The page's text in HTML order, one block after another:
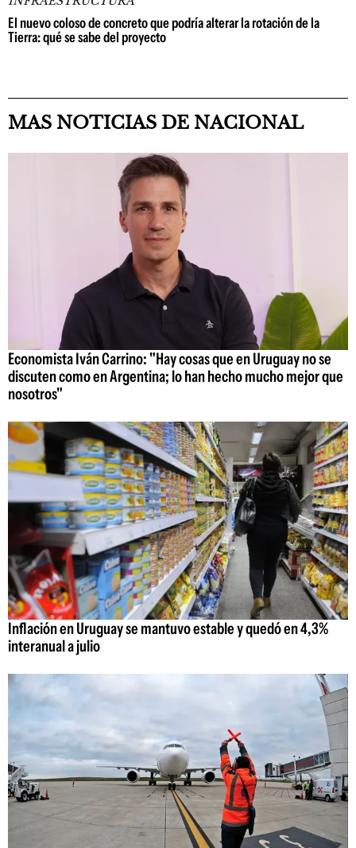
El nuevo coloso de concreto que podría alterar la rotación de la
Tierra: qué se sabe del proyecto
MAS NOTICIAS DE NACIONAL
Economista Iván Carrino: "Hay cosas que en Uruguay no se
discuten como en Argentina; lo han hecho mucho mejor que
nosotros"
Inflación en Uruguay se mantuvo estable y quedó en 4,3%
interanual a julio